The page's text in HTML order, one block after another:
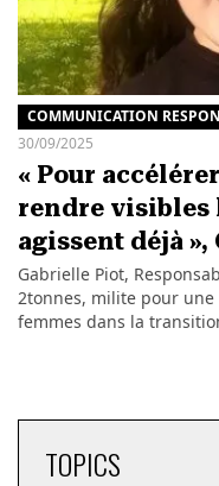
COMMUNICATION
30/09/2025
« Pour
rendre visibles
agissent déjà
Gabrielle Piot,
2tonnes, milite pour
femmes dans la
TOPICS